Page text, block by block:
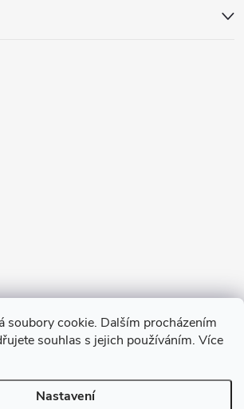
soubory cookie. Dalším procházením
souhlas s jejich používáním. Více
Nastavení